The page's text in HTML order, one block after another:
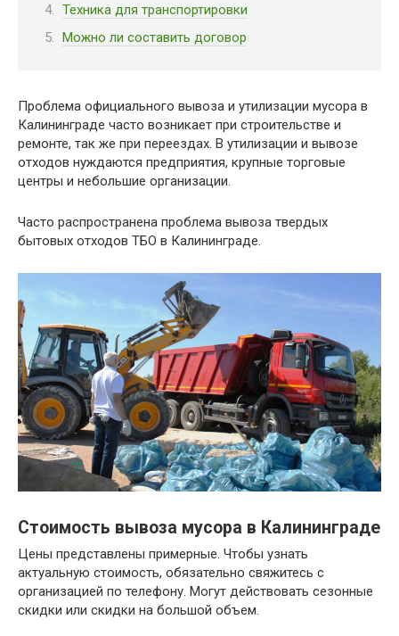
Техника для транспортировки
Можно ли составить договор
Проблема официального вывоза и утилизации мусора в
Калининграде часто возникает при строительстве и
ремонте, так же при переездах. В утилизации и вывозе
отходов нуждаются предприятия, крупные торговые
центры и небольшие организации.
Часто распространена проблема вывоза твердых
бытовых отходов ТБО в Калининграде.
Стоимость вывоза мусора в Калининграде
Цены представлены примерные. Чтобы узнать
актуальную стоимость, обязательно свяжитесь с
организацией по телефону. Могут действовать сезонные
скидки или скидки на большой объем.